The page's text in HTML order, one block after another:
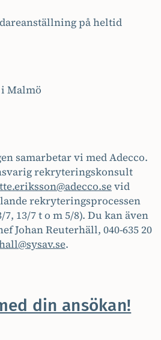
på heltid
Malmö
samarbetar vi med Adecco.
rekryteringskonsult
vid
rekryteringsprocessen
7, 13/7 t o m 5/8). Du kan även
Johan Reuterhäll, 040-635 20
.
din ansökan!